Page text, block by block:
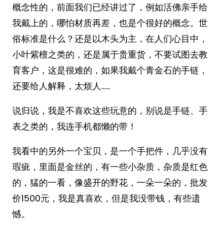
概念性的，前面我们已经讲过了，例如活佛亲手给
我戴上的，哪怕材质再差，也是个很好的概念。世
俗标准是什么？还是以木头为主，在人们心目中，
小叶紫檀之类的，还是属于贵重货，不要试图去教
育客户，这是很难的，如果我戴个青金石的手链，
还要给人解释，太烦人……
说归说，我是不喜欢这些玩意的，别说是手链、手
表之类的，我连手机都懒的带！
我看中的另外一个宝贝，是一个手把件，几乎没有
瑕疵，里面是金丝的，有一些小杂质，杂质是红色
的，猛的一看，像盛开的野花，一朵一朵的，批发
价1500元，我是真喜欢，但是我没带钱，有些遗
憾。